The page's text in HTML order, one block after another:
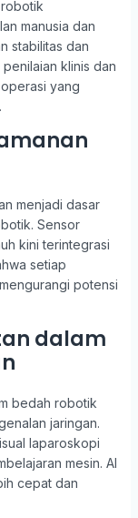
manusia dan
stabilitas dan
klinis dan
yang
menjadi dasar
Sensor
kini terintegrasi
setiap
potensi
dalam
bedah robotik
jaringan.
laparoskopi
mesin. AI
cepat dan